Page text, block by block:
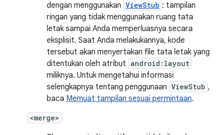
dengan menggunakan ViewStub : tampilan
ringan yang tidak menggunakan ruang tata
letak sampai Anda memperluasnya secara
eksplisit. Saat Anda melakukannya, kode
tersebut akan menyertakan file tata letak yang
ditentukan oleh atribut android:layout
miliknya. Untuk mengetahui informasi
selengkapnya tentang penggunaan ViewStub ,
baca Memuat tampilan sesuai permintaan.
<merge>